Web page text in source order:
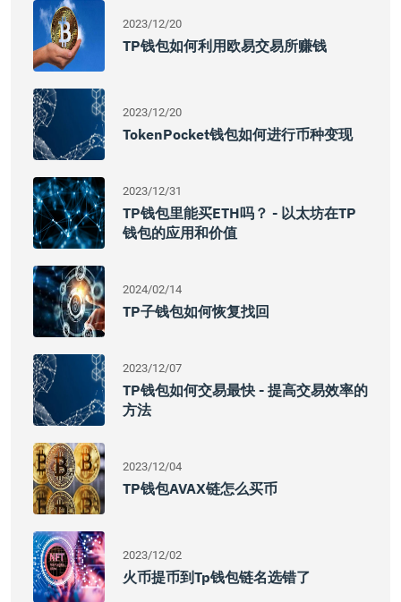
2023/12/20
TP钱包如何利用欧易交易所赚钱
2023/12/20
TokenPocket钱包如何进行币种变现
2023/12/31
TP钱包里能买ETH吗？ - 以太坊在TP
钱包的应用和价值
2024/02/14
TP子钱包如何恢复找回
2023/12/07
TP钱包如何交易最快 - 提高交易效率的
方法
2023/12/04
TP钱包AVAX链怎么买币
2023/12/02
火币提币到tp钱包链名选错了